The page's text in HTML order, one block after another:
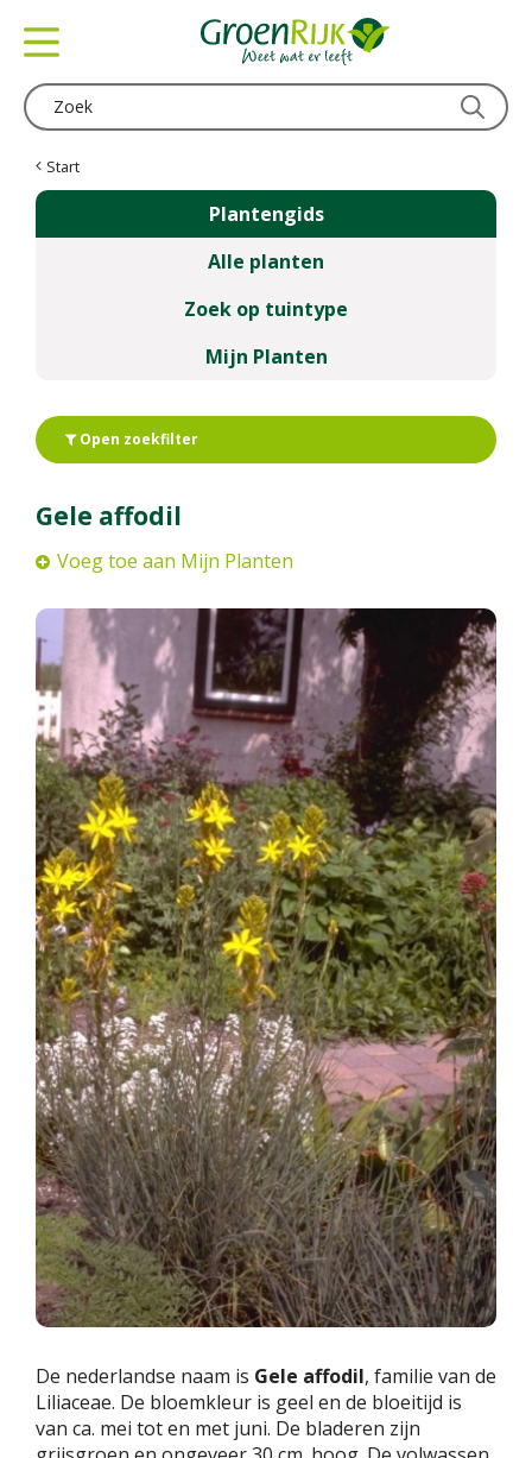
Start
Plantengids
Alle planten
Zoek op tuintype
Mijn Planten
Open zoekfilter
Gele affodil
Voeg toe aan Mijn Planten
De nederlandse naam is Gele affodil, familie van de
Liliaceae. De bloemkleur is geel en de bloeitijd is
van ca. mei tot en met juni. De bladeren zijn